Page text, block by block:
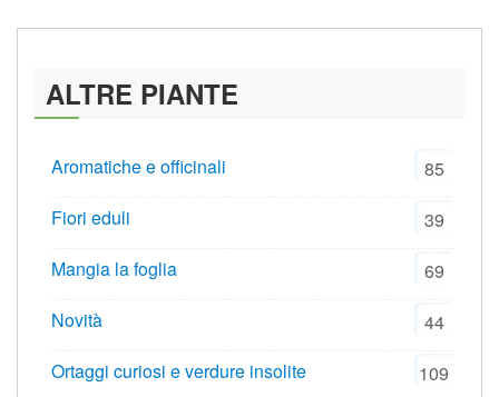
ALTRE PIANTE
Aromatiche e officinali
85
Fiori eduli
39
Mangia la foglia
69
Novità
44
Ortaggi curiosi e verdure insolite
109